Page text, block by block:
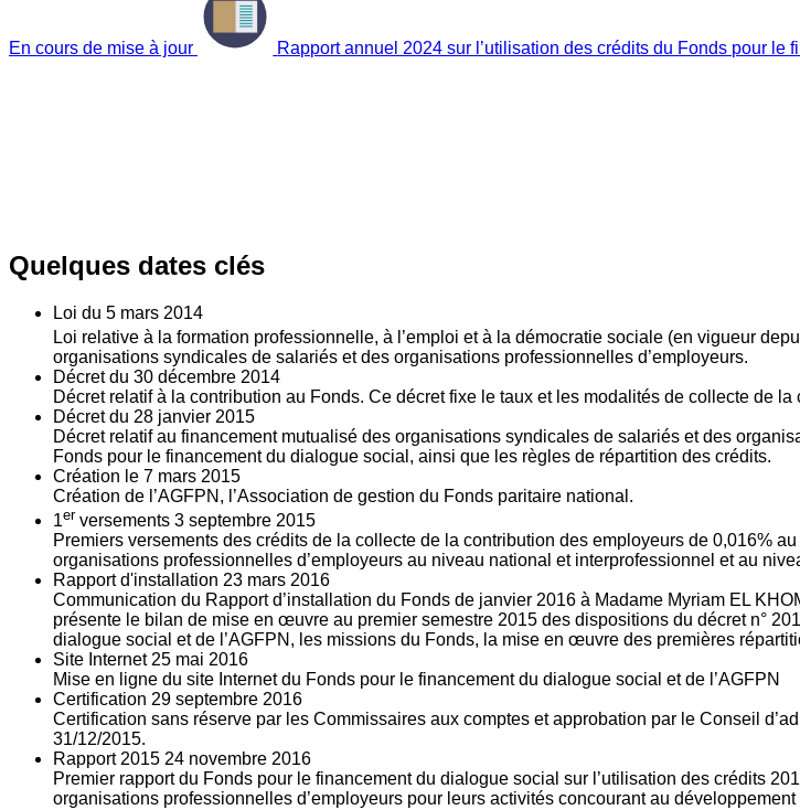
En cours de mise à jour Rapport annuel 2024 sur l’utilisation des crédits du Fonds pour le
Quelques dates clés
Loi du 5 mars 2014
Loi relative à la formation professionnelle, à l’emploi et à la démocratie sociale (en vigueur
organisations syndicales de salariés et des organisations professionnelles d’employeurs.
Décret du 30 décembre 2014
Décret relatif à la contribution au Fonds. Ce décret fixe le taux et les modalités de collecte de
Décret du 28 janvier 2015
Décret relatif au financement mutualisé des organisations syndicales de salariés et des
Fonds pour le financement du dialogue social, ainsi que les règles de répartition des crédits.
Création le 7 mars 2015
Création de l’AGFPN, l’Association de gestion du Fonds paritaire national.
1er versements 3 septembre 2015
Premiers versements des crédits de la collecte de la contribution des employeurs de 0,016%
organisations professionnelles d’employeurs au niveau national et interprofessionnel et au
Rapport d'installation 23 mars 2016
Communication du Rapport d’installation du Fonds de janvier 2016 à Madame Myriam EL
présente le bilan de mise en œuvre au premier semestre 2015 des dispositions du décret n°
dialogue social et de l’AGFPN, les missions du Fonds, la mise en œuvre des premières
Site Internet 25 mai 2016
Mise en ligne du site Internet du Fonds pour le financement du dialogue social et de l’AGFPN
Certification 29 septembre 2016
Certification sans réserve par les Commissaires aux comptes et approbation par le Conseil
31/12/2015.
Rapport 2015 24 novembre 2016
Premier rapport du Fonds pour le financement du dialogue social sur l’utilisation des crédits
organisations professionnelles d’employeurs pour leurs activités concourant au développement